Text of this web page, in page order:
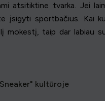
atsitiktine tvarka. Jei
įsigyti sportbačius. Kai
mokestį, taip dar labiau
kultūroje